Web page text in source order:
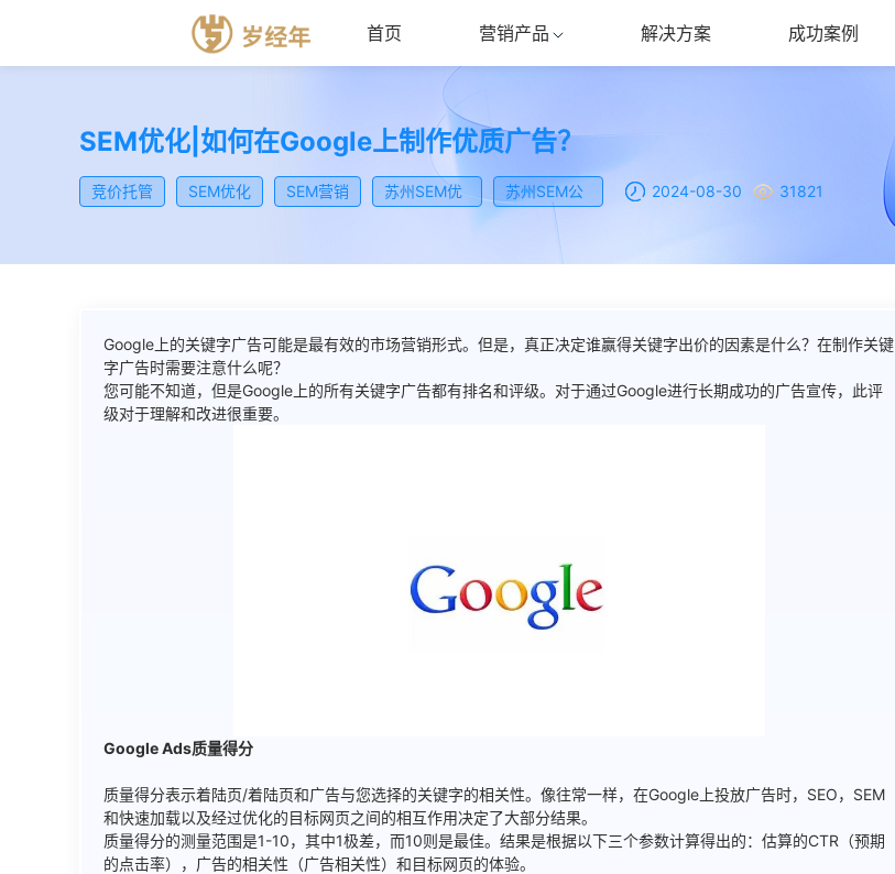
首页 营销产品
SMO优化
ASO优化
短视频营销
解决方案 成功案例
SEM优化|如何在Google上制作优质广告？
竞价托管 SEM优化 SEM营销
苏州SEM优
苏州SEM公
2024-08-30 31821
Google上的关键字广告可能是最有效的市场营销形式。但是，真正决定谁赢得关键字出价的因素是什么？在制作关键
字广告时需要注意什么呢？
您可能不知道，但是Google上的所有关键字广告都有排名和评级。对于通过Google进行长期成功的广告宣传，此评
级对于理解和改进很重要。
Google Ads质量得分
质量得分表示着陆页/着陆页和广告与您选择的关键字的相关性。像往常一样，在Google上投放广告时，SEO，SEM
和快速加载以及经过优化的目标网页之间的相互作用决定了大部分结果。
质量得分的测量范围是1-10，其中1极差，而10则是最佳。结果是根据以下三个参数计算得出的：估算的CTR（预期
的点击率），广告的相关性（广告相关性）和目标网页的体验。